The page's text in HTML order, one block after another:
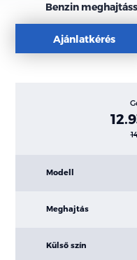
Benzin
Ajánlatkérés
Modell
Meghajtás
Külső szín